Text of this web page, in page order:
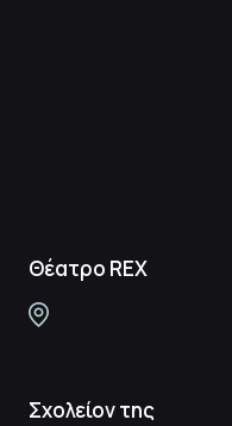
Θέατρο REX
Σχολείον της